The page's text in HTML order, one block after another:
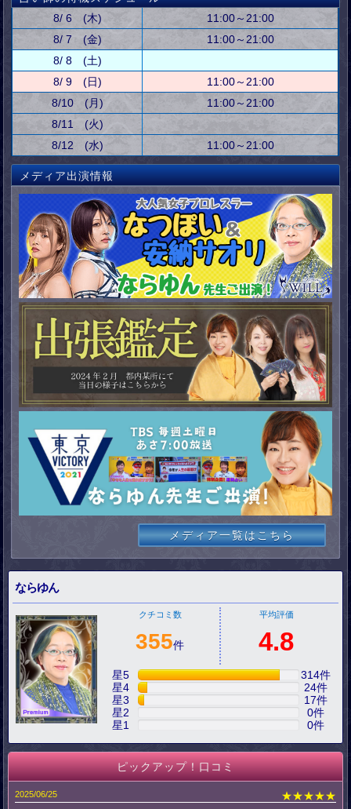
8/ 6 (木)
11:00～21:00
8/ 7 (金)
11:00～21:00
8/ 8 (土)
8/ 9 (日)
11:00～21:00
8/10 (月)
11:00～21:00
8/11 (火)
8/12 (水)
11:00～21:00
メディア出演情報
メディア一覧はこちら
ならゆん
クチコミ数
355件
平均評価
4.8
星5 314件
星4
24件
星3
17件
星2
0件
星1
0件
ピックアップ！口コミ
2025/06/25
★★★★★